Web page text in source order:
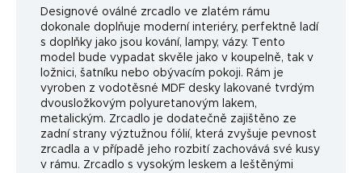
Designové oválné zrcadlo ve zlatém rámu
dokonale doplňuje moderní interiéry, perfektně ladí
s doplňky jako jsou kování, lampy, vázy. Tento
model bude vypadat skvěle jako v koupelně, tak v
ložnici, šatníku nebo obývacím pokoji. Rám je
vyroben z vodotěsné MDF desky lakované tvrdým
dvousložkovým polyuretanovým lakem,
metalickým. Zrcadlo je dodatečně zajištěno ze
zadní strany výztužnou fólií, která zvyšuje pevnost
zrcadla a v případě jeho rozbití zachovává své kusy
v rámu. Zrcadlo s vysokým leskem a leštěnými